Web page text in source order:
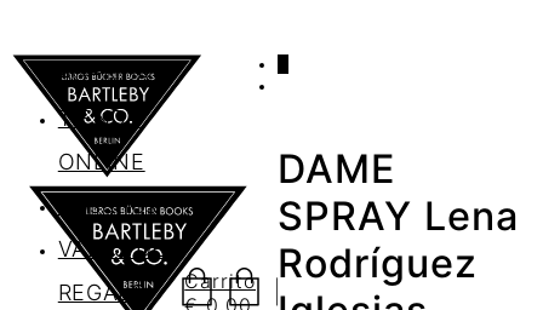
AGENDA
TIENDA
ONLINE
Nosotros
VALES DE
REGALO
Carrito
€0.00
DAME
SPRAY Lena
Rodríguez